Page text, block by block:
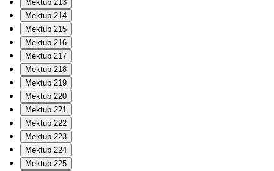
Mektub 213
Mektub 214
Mektub 215
Mektub 216
Mektub 217
Mektub 218
Mektub 219
Mektub 220
Mektub 221
Mektub 222
Mektub 223
Mektub 224
Mektub 225